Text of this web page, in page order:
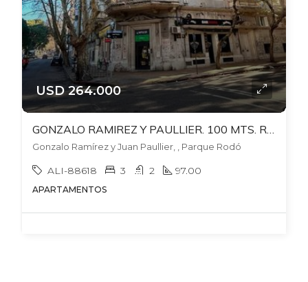
USD 264.000
Gonzalo Ramírez y Juan Paullier, , Parque Rodó
ALI-88618 3 2 97.00
APARTAMENTOS